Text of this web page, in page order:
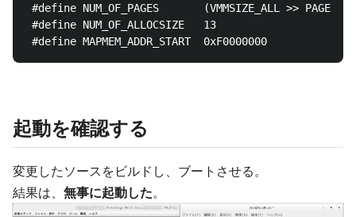
#define NUM_OF_PAGES		(VMMSIZE_ALL >> PAGESIZE_SHIFT)
#define NUM_OF_ALLOCSIZE	13
起動を確認する
変更したソースをビルドし、ブートさせる。
結果は、 無事に起動した。